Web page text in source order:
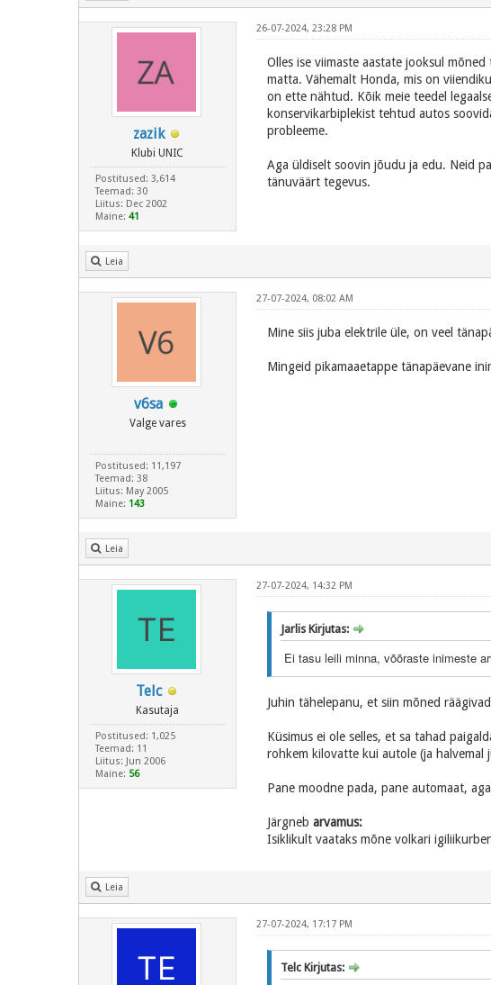
zazik
Klubi UNIC
Postitused: 3,614
Teemad: 30
Liitus: Dec 2002
Maine: 41
26-07-2024, 23:28 PM
Olles ise viimaste aastate jooksul
matta. Vähemalt Honda, mis on
on ette nähtud. Kõik meie teedel
konservikarbiplekist tehtud autos
probleeme.
Aga üldiselt soovin jõudu ja edu. Neid
tänuväärt tegevus.
Leia
v6sa
Valge vares
Postitused: 11,197
Teemad: 38
Liitus: May 2005
Maine: 143
27-07-2024, 08:02 AM
Mine siis juba elektrile üle, on veel
Mingeid pikamaaetappe tänapäevane
Leia
Telc
Kasutaja
Postitused: 1,025
Teemad: 11
Liitus: Jun 2006
Maine: 56
27-07-2024, 14:32 PM
Jarlis Kirjutas:
Ei tasu leili minna, võõraste inimeste
Juhin tähelepanu, et siin mõned
Küsimus ei ole selles, et sa tahad
rohkem kilovatte kui autole (ja
Pane moodne pada, pane automaat,
Järgneb arvamus:
Isiklikult vaataks mõne volkari
Leia
27-07-2024, 17:17 PM
Telc Kirjutas: